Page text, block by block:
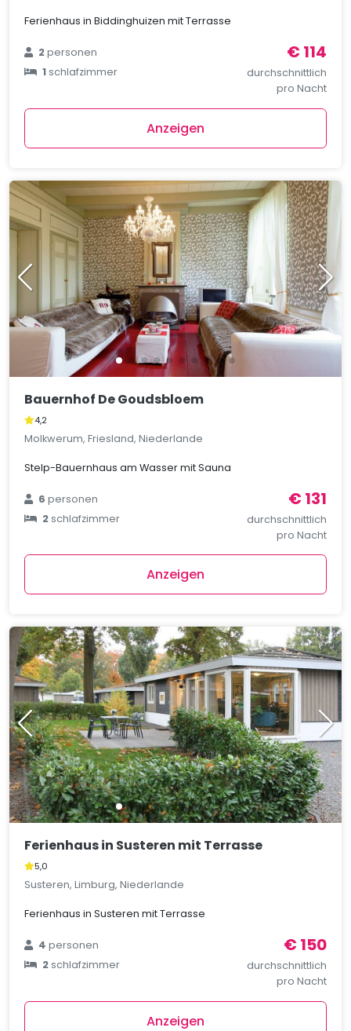
Ferienhaus in Biddinghuizen mit Terrasse
2personen
1schlafzimmer
€ 114
durchschnittlich
pro Nacht
Anzeigen
Bauernhof De Goudsbloem
4,2
Molkwerum, Friesland, Niederlande
Stelp-Bauernhaus am Wasser mit Sauna
6personen
2schlafzimmer
€ 131
durchschnittlich
pro Nacht
Anzeigen
Ferienhaus in Susteren mit Terrasse
5,0
Susteren, Limburg, Niederlande
Ferienhaus in Susteren mit Terrasse
4personen
2schlafzimmer
€ 150
durchschnittlich
pro Nacht
Anzeigen